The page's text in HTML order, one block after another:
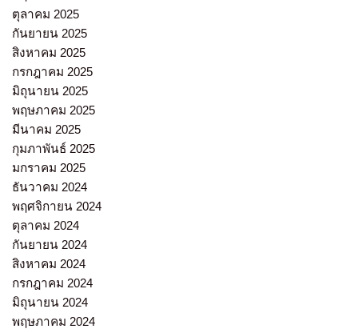
ตุลาคม 2025
กันยายน 2025
สิงหาคม 2025
กรกฎาคม 2025
มิถุนายน 2025
พฤษภาคม 2025
มีนาคม 2025
กุมภาพันธ์ 2025
มกราคม 2025
ธันวาคม 2024
พฤศจิกายน 2024
ตุลาคม 2024
กันยายน 2024
สิงหาคม 2024
กรกฎาคม 2024
มิถุนายน 2024
พฤษภาคม 2024